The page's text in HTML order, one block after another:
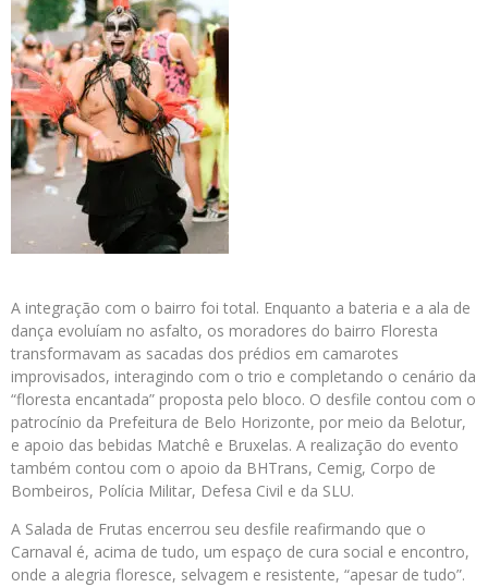
A integração com o bairro foi total. Enquanto a bateria e a ala de
dança evoluíam no asfalto, os moradores do bairro Floresta
transformavam as sacadas dos prédios em camarotes
improvisados, interagindo com o trio e completando o cenário da
“floresta encantada” proposta pelo bloco. O desfile contou com o
patrocínio da Prefeitura de Belo Horizonte, por meio da Belotur,
e apoio das bebidas Matchê e Bruxelas. A realização do evento
também contou com o apoio da BHTrans, Cemig, Corpo de
Bombeiros, Polícia Militar, Defesa Civil e da SLU.
A Salada de Frutas encerrou seu desfile reafirmando que o
Carnaval é, acima de tudo, um espaço de cura social e encontro,
onde a alegria floresce, selvagem e resistente, “apesar de tudo”.